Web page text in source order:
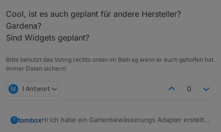
Dann unter Adapter den Gartenbewaesserung Adapter
In den Instanzoptionen die jeweiligen Optionen
Mit den states in "control.*" können die Bewässerung
oder die einzigen Ventile gestartet und gestoppt
wird ist:
adapter-sprinkle-control-0-1-4-latest
Cool, ist es auch geplant für andere Hersteller?
Gardena?
Sind Widgets geplant?
Bitte benutzt das Voting rechts unten im Beitrag wenn er euch geholfen hat.
Immer Daten sichern!
M 1 Antwort 0
T tomboxHi ich habe ein Gartenbewässerungs Adapter erstellt.